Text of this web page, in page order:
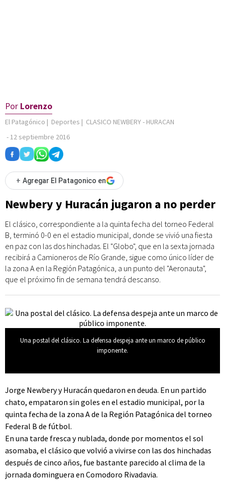
Por Lorenzo
El Patagónico | Deportes | CLASICO NEWBERY - HURACAN
- 12 septiembre 2016
+ Agregar El Patagonico en
Newbery y Huracán jugaron a no perder
El clásico, correspondiente a la quinta fecha del torneo Federal
B, terminó 0-0 en el estadio municipal, donde se vivió una fiesta
en paz con las dos hinchadas. El "Globo", que en la sexta jornada
recibirá a Camioneros de Río Grande, sigue como único líder de
la zona A en la Región Patagónica, a un punto del "Aeronauta",
que el próximo fin de semana tendrá descanso.
Una postal del clásico. La defensa despeja ante un marco de público
imponente.
Jorge Newbery y Huracán quedaron en deuda. En un partido
chato, empataron sin goles en el estadio municipal, por la
quinta fecha de la zona A de la Región Patagónica del torneo
Federal B de fútbol.
En una tarde fresca y nublada, donde por momentos el sol
asomaba, el clásico que volvió a vivirse con las dos hinchadas
después de cinco años, fue bastante parecido al clima de la
jornada dominguera en Comodoro Rivadavia.